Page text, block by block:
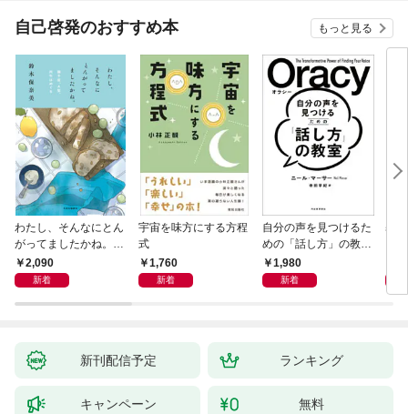
自己啓発のおすすめ本 もっと見る
わたし、そんなにとん
がってましたかね。
獅子座、Ａ型、丙午は
めぐる
2,090
新着
宇宙を味方にする方程
式
1,760
新着
自分の声を見つけるた
めの「話し方」の教
室 Ｏｒａｃｙ（オラ
シー）
1,980
新着
基
新刊配信予定 ランキング
キャンペーン 無料